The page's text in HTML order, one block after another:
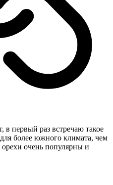
в первый раз встречаю такое
более южного климата, чем
очень популярны и